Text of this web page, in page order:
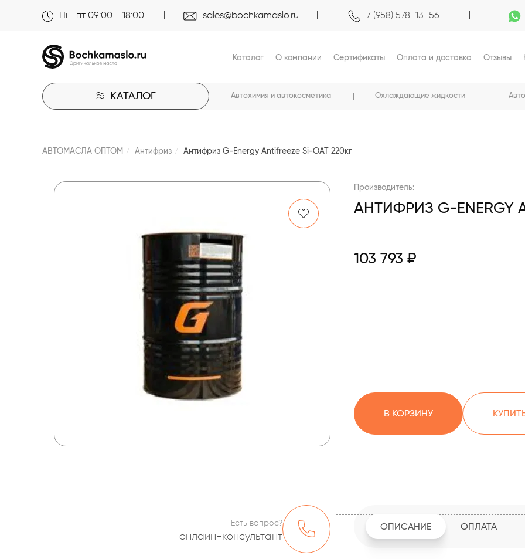
Пн-пт 09:00 - 18:00 sales@bochkamaslo.ru 7 (958) 578-13-56
Каталог О компании Сертификаты Оплата и доставка Отзывы
КАТАЛОГ Автохимия и автокосметика Охлаждающие жидкости
АВТОМАСЛА ОПТОМ Антифриз Антифриз G-Energy Antifreeze Si-OAT 220кг
Производитель:
АНТИФРИЗ G-ENERGY
103 793 ₽
В КОРЗИНУ
Есть вопрос?
онлайн-консультант
ОПИСАНИЕ ОПЛАТА